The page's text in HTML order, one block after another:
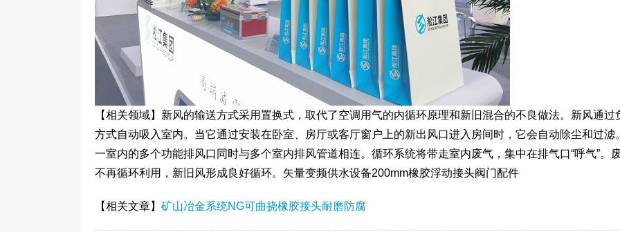
【相关领域】新风的输送方式采用置换式，取代了空调用气的内循环原理和新旧混合的不良做法。新风通过
方式自动吸入室内。当它通过安装在卧室、房厅或客厅窗户上的新出风口进入房间时，它会自动除尘和过滤
一室内的多个功能排风口同时与多个室内排风管道相连。循环系统将带走室内废气，集中在排气口“呼气”。
不再循环利用，新旧风形成良好循环。矢量变频供水设备200mm橡胶浮动接头阀门配件
【相关文章】 矿山冶金系统NG可曲挠橡胶接头耐磨防腐